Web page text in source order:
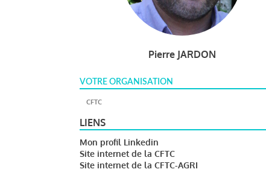
Pierre JARDON
VOTRE ORGANISATION
CFTC
LIENS
Mon profil Linkedin
Site internet de la CFTC
Site internet de la CFTC-AGRI